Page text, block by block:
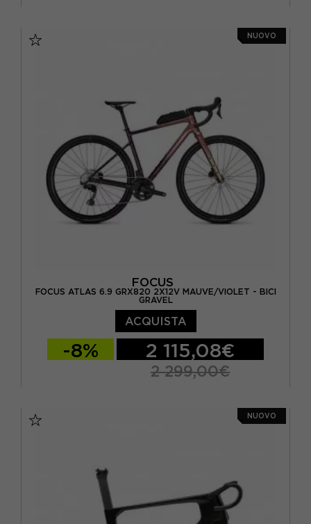
NUOVO
FOCUS
FOCUS ATLAS 6.9 GRX820 2X12V MAUVE/VIOLET - BICI
GRAVEL
ACQUISTA
-8% 2 115,08€
2 299,00€
NUOVO